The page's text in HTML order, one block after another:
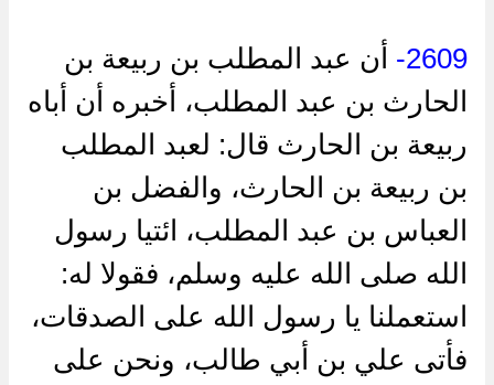
2609-
أن عبد المطلب بن ربيعة بن
الحارث بن عبد المطلب، أخبره أن أباه
ربيعة بن الحارث قال: لعبد المطلب
بن ربيعة بن الحارث، والفضل بن
العباس بن عبد المطلب، ائتيا رسول
الله صلى الله عليه وسلم، فقولا له:
استعملنا يا رسول الله على الصدقات،
فأتى علي بن أبي طالب، ونحن على